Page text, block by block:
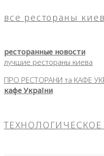
все рестораны
ресторанные новости
лучшие рестораны киева
ПРО РЕСТОРАНИ та КАФЕ
кафе України